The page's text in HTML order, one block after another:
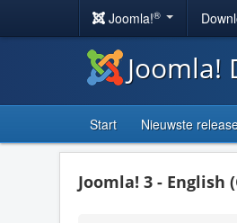
Joomla!®
Joomla!
Start Nieuwste
Joomla! 3 - English